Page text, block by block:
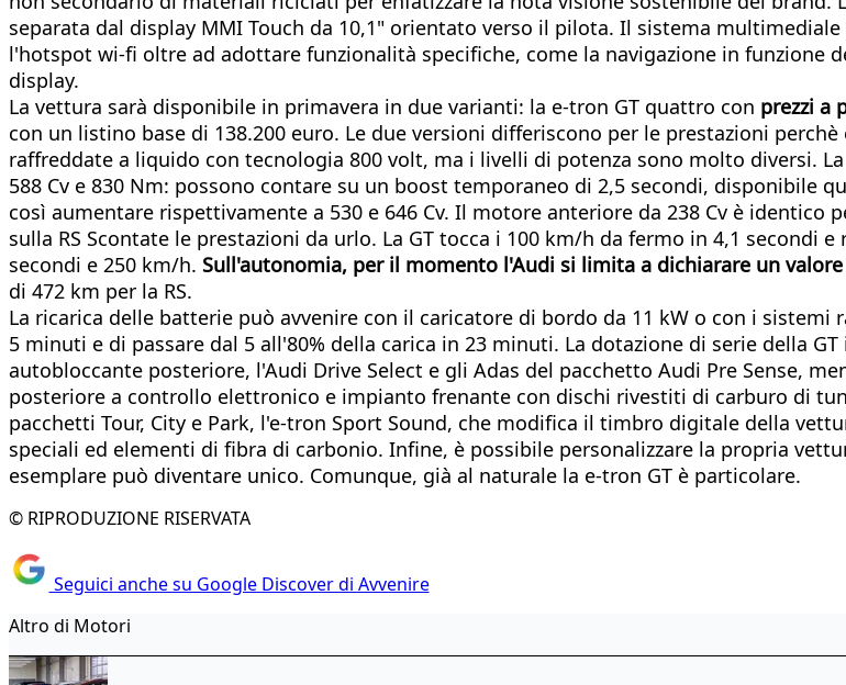
separata dal display MMI Touch da 10,1" orientato verso il pilota. Il sistema
l'hotspot wi-fi oltre ad adottare funzionalità specifiche, come la navigazione in funzione
display.
La vettura sarà disponibile in primavera in due varianti: la e-tron GT quattro con prezzi a
con un listino base di 138.200 euro. Le due versioni differiscono per le prestazioni
raffreddate a liquido con tecnologia 800 volt, ma i livelli di potenza sono molto diversi.
588 Cv e 830 Nm: possono contare su un boost temporaneo di 2,5 secondi, disponibile
così aumentare rispettivamente a 530 e 646 Cv. Il motore anteriore da 238 Cv è identico
sulla RS Scontate le prestazioni da urlo. La GT tocca i 100 km/h da fermo in 4,1 secondi e
secondi e 250 km/h. Sull'autonomia, per il momento l'Audi si limita a dichiarare un
di 472 km per la RS.
La ricarica delle batterie può avvenire con il caricatore di bordo da 11 kW o con i
5 minuti e di passare dal 5 all'80% della carica in 23 minuti. La dotazione di serie della
autobloccante posteriore, l'Audi Drive Select e gli Adas del pacchetto Audi Pre Sense,
posteriore a controllo elettronico e impianto frenante con dischi rivestiti di carburo di
pacchetti Tour, City e Park, l'e-tron Sport Sound, che modifica il timbro digitale della
speciali ed elementi di fibra di carbonio. Infine, è possibile personalizzare la propria
esemplare può diventare unico. Comunque, già al naturale la e-tron GT è particolare.
© RIPRODUZIONE RISERVATA
Seguici anche su Google Discover di Avvenire
Altro di Motori